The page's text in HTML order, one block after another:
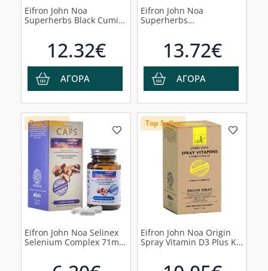
Eifron John Noa
Superherbs Black Cumin
με Μαύρο Κύμινο, 30
κάψουλες12.32€
ΑΓΟΡΑ
Eifron John Noa
Superherbs
για τη Μείωση Βάρους
και Λίπους, 90 κάψουλες
13.72€
ΑΓΟΡΑ
Top Seller
Eifron John Noa Selinex
Selenium Complex 71mg
Top Seller
Eifron John Noa Origin
Spray Vitamin D3 Plus K2